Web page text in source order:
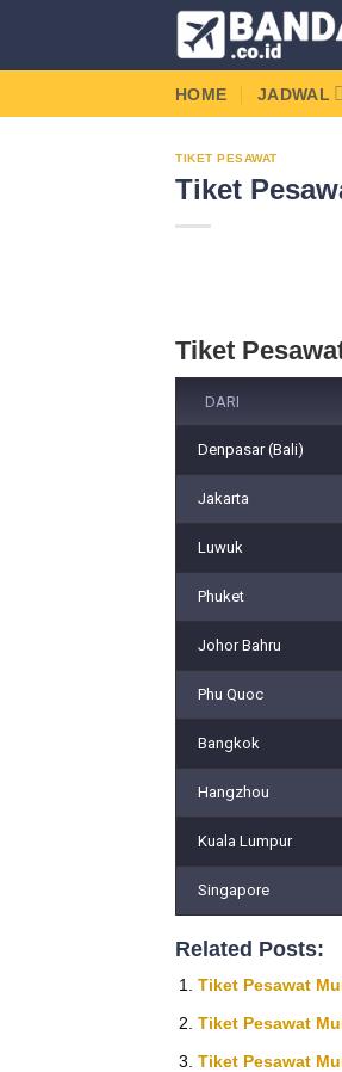
content
HOME JADWAL
TIKET PESAWAT
Tiket
Tiket
DARI
Denpasar (Bali)
Jakarta
Luwuk
Phuket
Johor Bahru
Phu Quoc
Bangkok
Hangzhou
Kuala Lumpur
Singapore
Related Posts:
Tiket Pesawat
Tiket Pesawat
Tiket Pesawat